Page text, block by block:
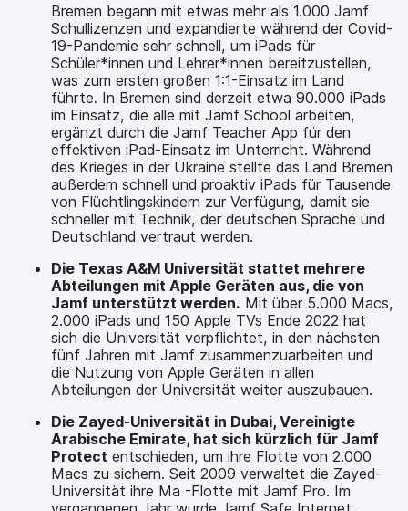
Bremen begann mit etwas mehr als 1.000 Jamf
Schullizenzen und expandierte während der Covid-
19-Pandemie sehr schnell, um iPads für
Schüler*innen und Lehrer*innen bereitzustellen,
was zum ersten großen 1:1-Einsatz im Land
führte. In Bremen sind derzeit etwa 90.000 iPads
im Einsatz, die alle mit Jamf School arbeiten,
ergänzt durch die Jamf Teacher App für den
effektiven iPad-Einsatz im Unterricht. Während
des Krieges in der Ukraine stellte das Land Bremen
außerdem schnell und proaktiv iPads für Tausende
von Flüchtlingskindern zur Verfügung, damit sie
schneller mit Technik, der deutschen Sprache und
Deutschland vertraut werden.
Die Texas A&M Universität stattet mehrere
Abteilungen mit Apple Geräten aus, die von
Jamf unterstützt werden. Mit über 5.000 Macs,
2.000 iPads und 150 Apple TVs Ende 2022 hat
sich die Universität verpflichtet, in den nächsten
fünf Jahren mit Jamf zusammenzuarbeiten und
die Nutzung von Apple Geräten in allen
Abteilungen der Universität weiter auszubauen.
Die Zayed-Universität in Dubai, Vereinigte
Arabische Emirate, hat sich kürzlich für Jamf
Protect entschieden, um ihre Flotte von 2.000
Macs zu sichern. Seit 2009 verwaltet die Zayed-
Universität ihre Ma -Flotte mit Jamf Pro. Im